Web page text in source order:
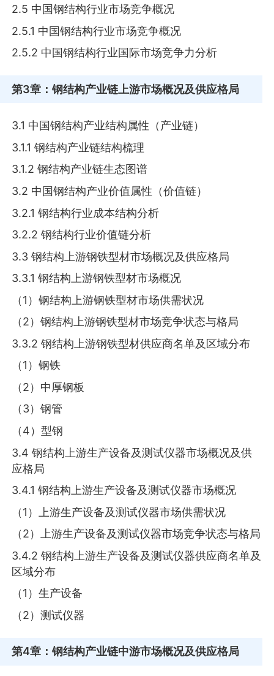
2.5 中国钢结构行业市场竞争概况
2.5.1 中国钢结构行业市场竞争概况
2.5.2 中国钢结构行业国际市场竞争力分析
第3章 ：钢结构产业链上游市场概况及供应格局
3.1 中国钢结构产业结构属性（产业链）
3.1.1 钢结构产业链结构梳理
3.1.2 钢结构产业链生态图谱
3.2 中国钢结构产业价值属性（价值链）
3.2.1 钢结构行业成本结构分析
3.2.2 钢结构行业价值链分析
3.3 钢结构上游钢铁型材市场概况及供应格局
3.3.1 钢结构上游钢铁型材市场概况
（1）钢结构上游钢铁型材市场供需状况
（2）钢结构上游钢铁型材市场竞争状态与格局
3.3.2 钢结构上游钢铁型材供应商名单及区域分布
（1）钢铁
（2）中厚钢板
（3）钢管
（4）型钢
3.4 钢结构上游生产设备及测试仪器市场概况及供
应格局
3.4.1 钢结构上游生产设备及测试仪器市场概况
（1）上游生产设备及测试仪器市场供需状况
（2）上游生产设备及测试仪器市场竞争状态与格局
3.4.2 钢结构上游生产设备及测试仪器供应商名单及
区域分布
（1）生产设备
（2）测试仪器
第4章 ：钢结构产业链中游市场概况及供应格局